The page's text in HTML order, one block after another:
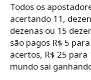
Todos os
acertando 11,
dezenas ou 15
são pagos R$ 5
acertos, R$ 25
mundo sai